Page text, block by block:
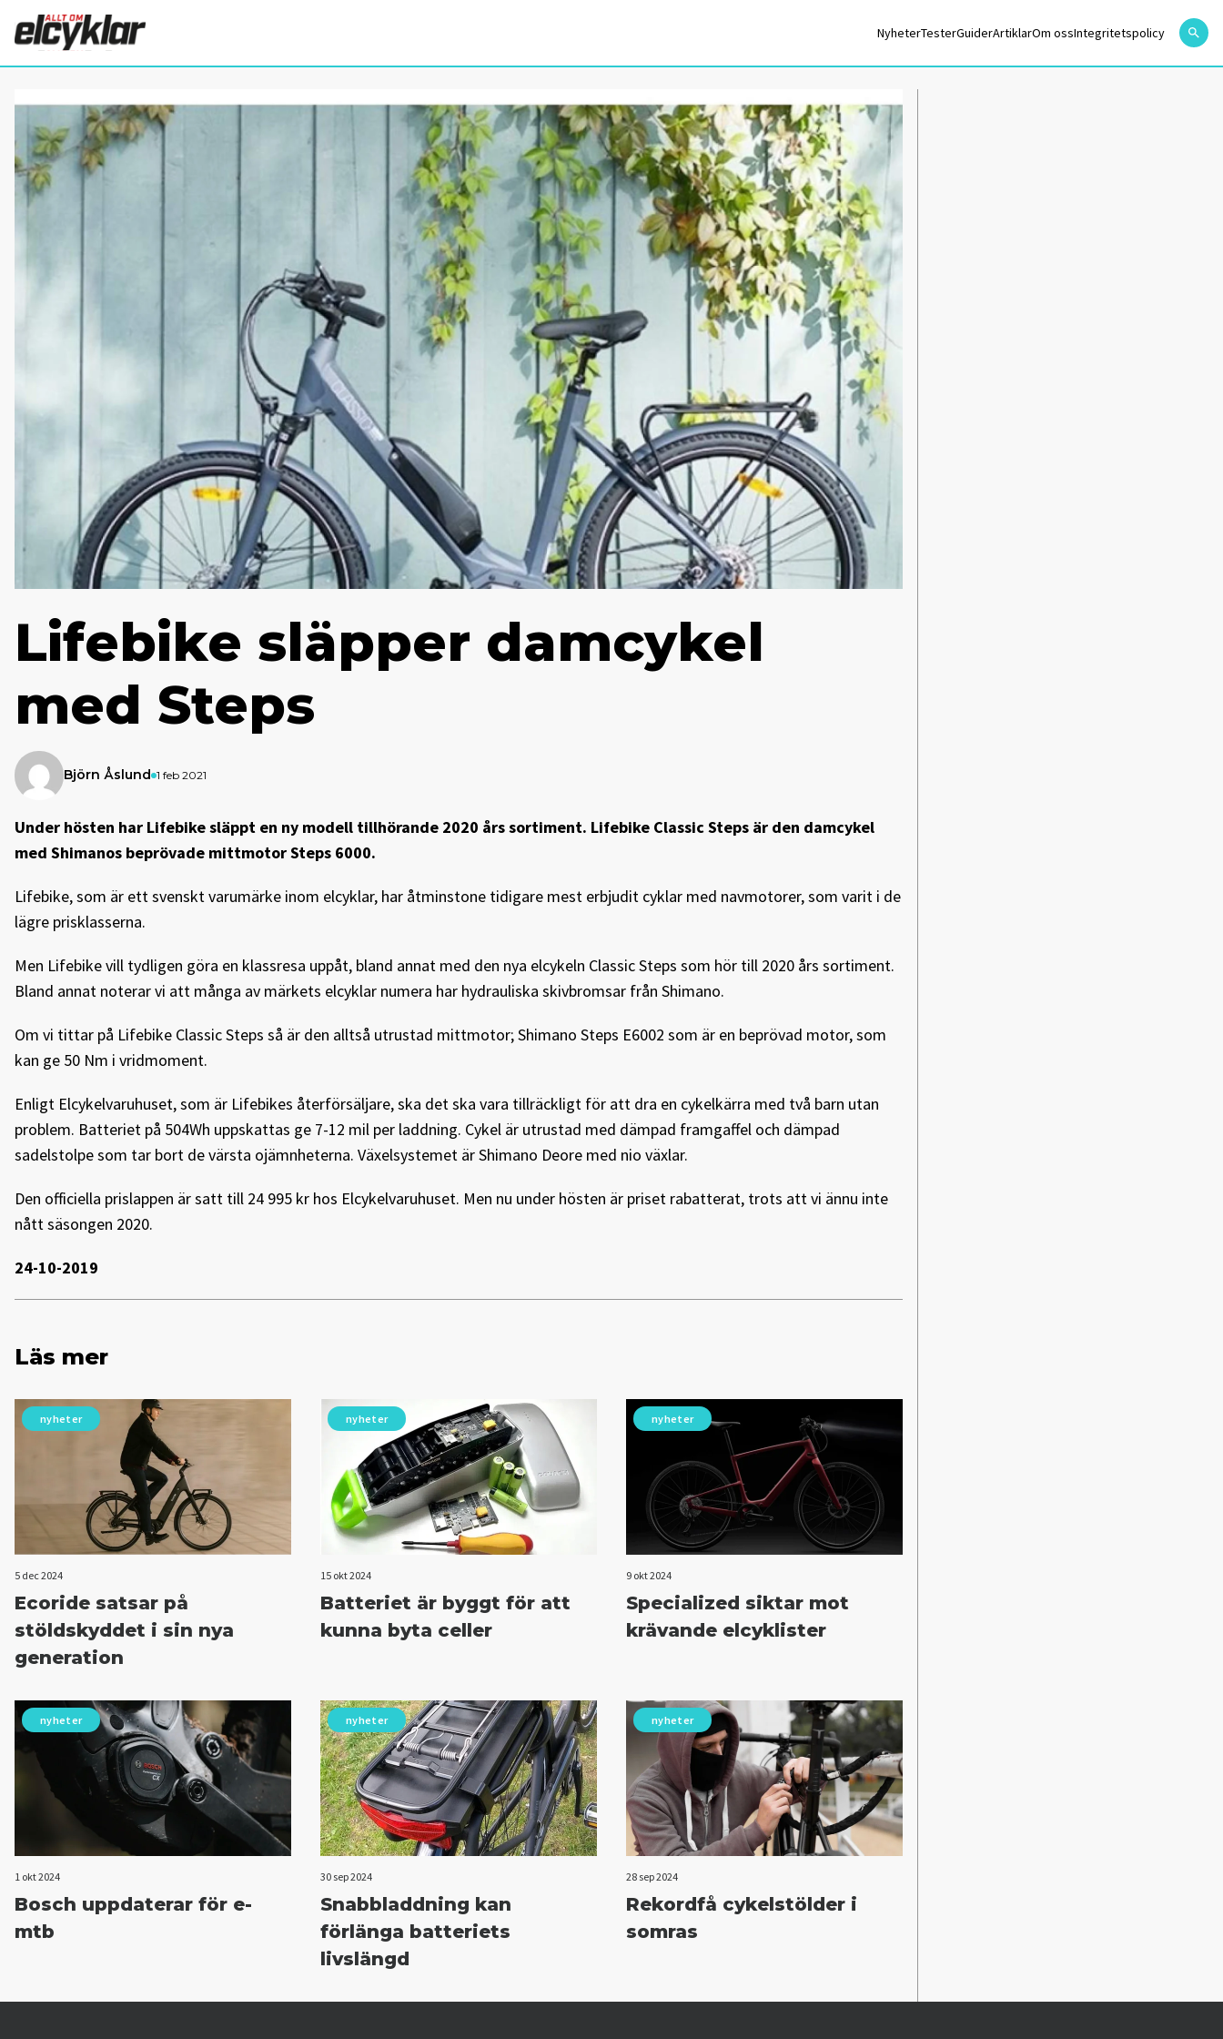
NyheterTesterGuiderArtiklarOm ossIntegritetspolicy
Lifebike släpper damcykel
med Steps
Björn Åslund 1 feb 2021
Under hösten har Lifebike släppt en ny modell tillhörande 2020 års sortiment. Lifebike Classic Steps är den damcykel
med Shimanos beprövade mittmotor Steps 6000.
Lifebike, som är ett svenskt varumärke inom elcyklar, har åtminstone tidigare mest erbjudit cyklar med navmotorer, som varit i de
lägre prisklasserna.
Men Lifebike vill tydligen göra en klassresa uppåt, bland annat med den nya elcykeln Classic Steps som hör till 2020 års sortiment.
Bland annat noterar vi att många av märkets elcyklar numera har hydrauliska skivbromsar från Shimano.
Om vi tittar på Lifebike Classic Steps så är den alltså utrustad mittmotor; Shimano Steps E6002 som är en beprövad motor, som
kan ge 50 Nm i vridmoment.
Enligt Elcykelvaruhuset, som är Lifebikes återförsäljare, ska det ska vara tillräckligt för att dra en cykelkärra med två barn utan
problem. Batteriet på 504Wh uppskattas ge 7-12 mil per laddning. Cykel är utrustad med dämpad framgaffel och dämpad
sadelstolpe som tar bort de värsta ojämnheterna. Växelsystemet är Shimano Deore med nio växlar.
Den officiella prislappen är satt till 24 995 kr hos Elcykelvaruhuset. Men nu under hösten är priset rabatterat, trots att vi ännu inte
nått säsongen 2020.
24-10-2019
Läs mer
nyheter
5 dec 2024
Ecoride satsar på
stöldskyddet i sin nya
generation
nyheter
15 okt 2024
Batteriet är byggt för att
kunna byta celler
nyheter
9 okt 2024
Specialized siktar mot
krävande elcyklister
nyheter
1 okt 2024
Bosch uppdaterar för e-
mtb
nyheter
30 sep 2024
Snabbladdning kan
förlänga batteriets
livslängd
nyheter
28 sep 2024
Rekordfå cykelstölder i
somras